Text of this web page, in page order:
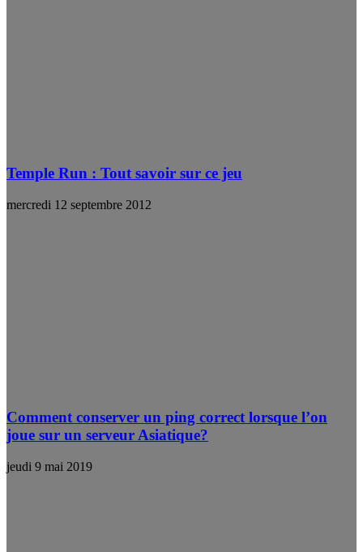
Temple Run : Tout savoir sur ce jeu
mercredi 12 septembre 2012
Comment conserver un ping correct lorsque l’on
joue sur un serveur Asiatique?
jeudi 9 mai 2019